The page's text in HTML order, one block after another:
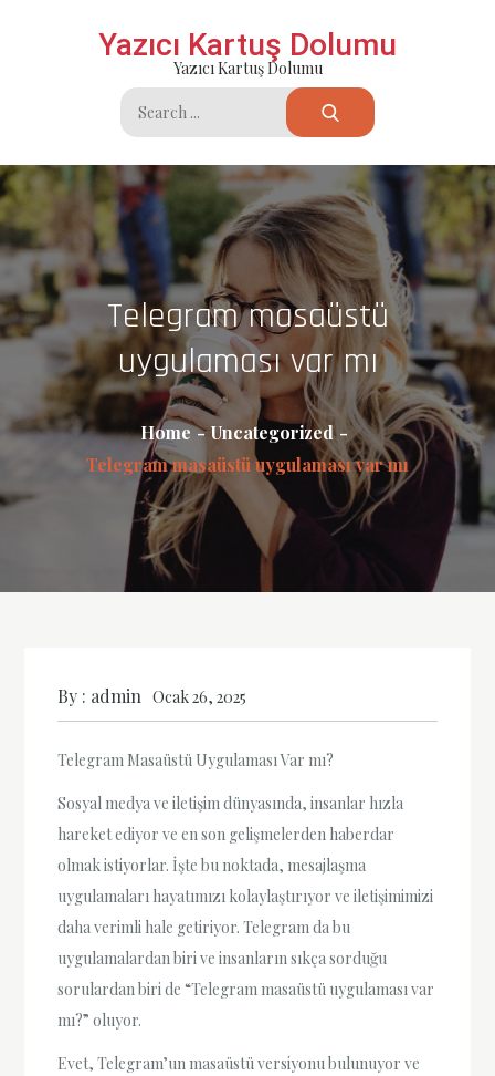
Yazıcı Kartuş Dolumu
Yazıcı Kartuş Dolumu
Search
for:
Telegram masaüstü
uygulaması var mı
Home
Uncategorized
Telegram masaüstü uygulaması var mı
By : admin Ocak 26, 2025
Telegram Masaüstü Uygulaması Var mı?
Sosyal medya ve iletişim dünyasında, insanlar hızla
hareket ediyor ve en son gelişmelerden haberdar
olmak istiyorlar. İşte bu noktada, mesajlaşma
uygulamaları hayatımızı kolaylaştırıyor ve iletişimimizi
daha verimli hale getiriyor. Telegram da bu
uygulamalardan biri ve insanların sıkça sorduğu
sorulardan biri de “Telegram masaüstü uygulaması var
mı?” oluyor.
Evet, Telegram’un masaüstü versiyonu bulunuyor ve